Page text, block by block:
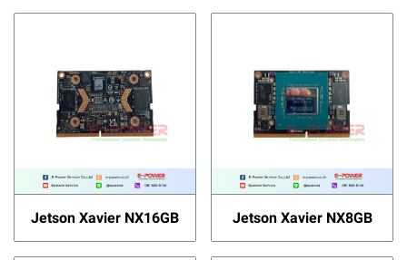
Jetson Xavier NX16GB Jetson Xavier NX8GB